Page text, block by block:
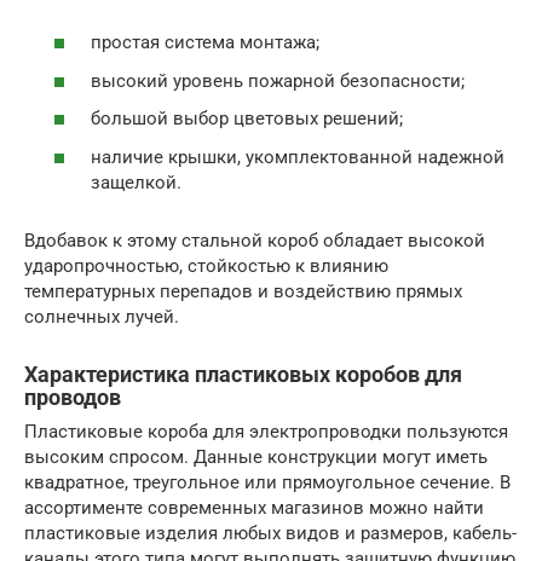
простая система монтажа;
высокий уровень пожарной безопасности;
большой выбор цветовых решений;
наличие крышки, укомплектованной надежной
защелкой.
Вдобавок к этому стальной короб обладает высокой
ударопрочностью, стойкостью к влиянию
температурных перепадов и воздействию прямых
солнечных лучей.
Характеристика пластиковых коробов для
проводов
Пластиковые короба для электропроводки пользуются
высоким спросом. Данные конструкции могут иметь
квадратное, треугольное или прямоугольное сечение. В
ассортименте современных магазинов можно найти
пластиковые изделия любых видов и размеров, кабель-